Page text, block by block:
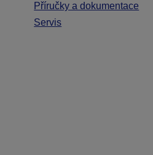
Příručky a dokumentace
Servis